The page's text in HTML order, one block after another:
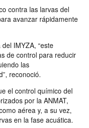
contra las larvas del
avanzar rápidamente
IMYZA, “este
de control para reducir
las
reconoció.
el control químico del
por la ANMAT,
aérea y, a su vez,
en la fase acuática.